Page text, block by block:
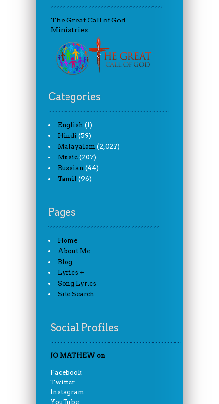
The Great Call of God
Ministries
Categories
English (1)
Hindi (59)
Malayalam (2,027)
Music (207)
Russian (44)
Tamil (96)
Pages
Home
About Me
Blog
Lyrics +
Song Lyrics
Site Search
Social Profiles
JO MATHEW on
Facebook
Twitter
Instagram
YouTube